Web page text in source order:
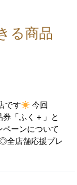
る商品
です
今回
「ふく＋」と
ペーンについて
全店舗応援プレ